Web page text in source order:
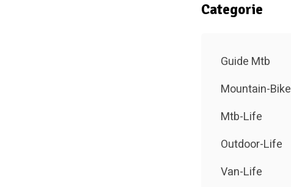
Categorie
Guide Mtb
Mountain-Bike
Mtb-Life
Outdoor-Life
Van-Life